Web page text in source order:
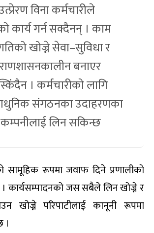
विना कर्मचारीले
कार्य गर्न सक्दैनन् । काम
खोज्ने सेवा–सुविधा र
बनाएर
। कर्मचारीको लागि
संगठनका उदाहरणका
लिन सकिन्छ
सामूहिक रूपमा जवाफ दिने प्रणालीको
। कार्यसम्पादनको जस सबैले लिन खोज्ने र
खोज्ने परिपाटीलाई कानूनी रूपमा
।